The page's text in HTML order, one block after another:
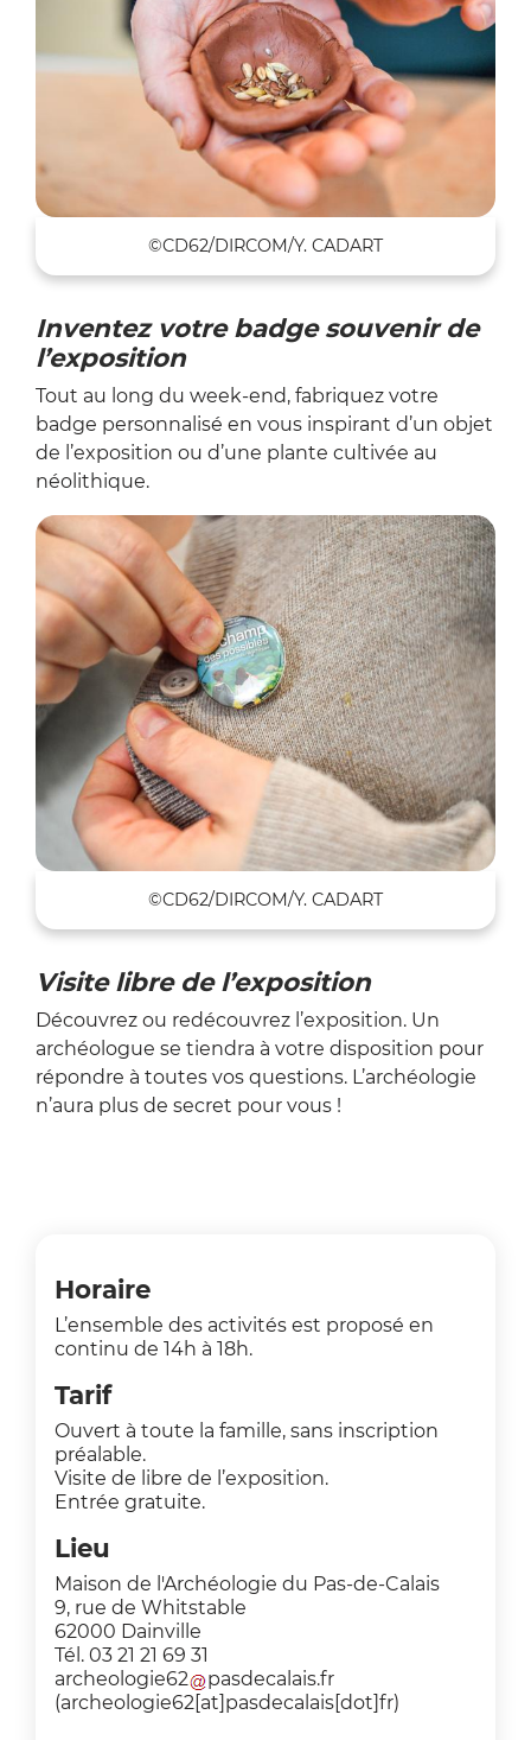
©CD62/DIRCOM/Y. CADART
Inventez votre badge souvenir de
l’exposition
Tout au long du week-end, fabriquez votre
badge personnalisé en vous inspirant d’un objet
de l’exposition ou d’une plante cultivée au
néolithique.
©CD62/DIRCOM/Y. CADART
Visite libre de l’exposition
Découvrez ou redécouvrez l’exposition. Un
archéologue se tiendra à votre disposition pour
répondre à toutes vos questions. L’archéologie
n’aura plus de secret pour vous !
Horaire
L’ensemble des activités est proposé en
continu de 14h à 18h.
Tarif
Ouvert à toute la famille, sans inscription
préalable.
Visite de libre de l’exposition.
Entrée gratuite.
Lieu
Maison de l'Archéologie du Pas-de-Calais
9, rue de Whitstable
62000 Dainville
Tél. 03 21 21 69 31
archeologie62
pasdecalais.fr
(archeologie62[at]pasdecalais[dot]fr)